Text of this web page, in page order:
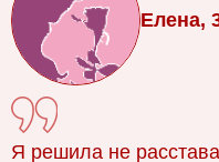
Елена,
Я решила не